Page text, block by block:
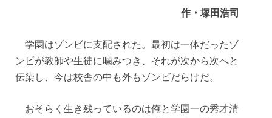
作・塚田浩司
学園はゾンビに支配された。最初は一体だったゾ
ンビが教師や生徒に噛みつき、それが次から次へと
伝染し、今は校舎の中も外もゾンビだらけだ。
おそらく生き残っているのは俺と学園一の秀才清